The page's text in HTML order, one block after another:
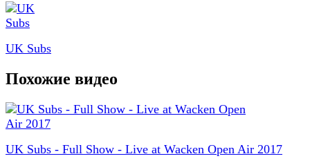
UK Subs
Похожие видео
UK Subs - Full Show - Live at Wacken Open Air 2017